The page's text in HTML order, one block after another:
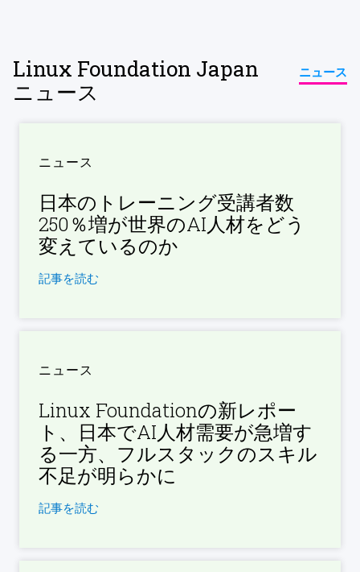
Linux Foundation Japan
ニュース
ニュース
ニュース
日本のトレーニング受講者数
250％増が世界のAI人材をどう
変えているのか
記事を読む
ニュース
Linux Foundationの新レポー
ト、日本でAI人材需要が急増す
る一方、フルスタックのスキル
不足が明らかに
記事を読む